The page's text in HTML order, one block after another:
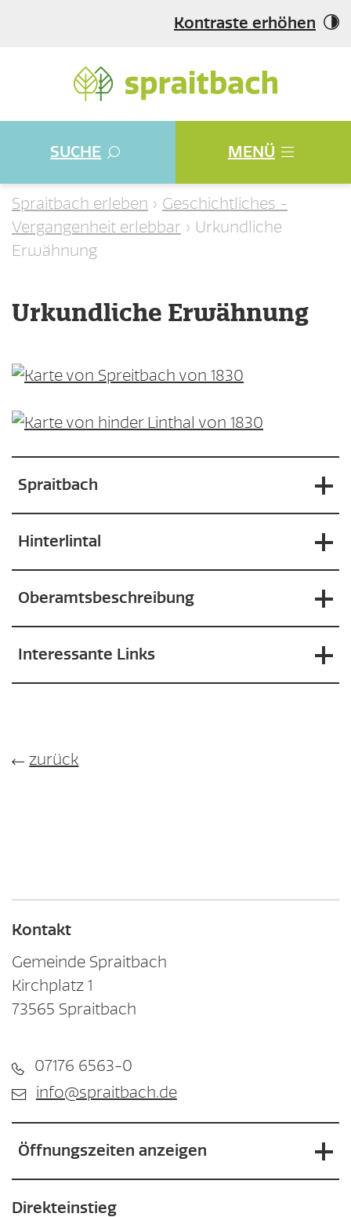
Kontraste erhöhen
SUCHE MENÜ
Spraitbach erleben
Geschichtliches -
Vergangenheit erlebbar
Urkundliche
Erwähnung
Urkundliche Erwähnung
Spraitbach
Hinterlintal
Oberamtsbeschreibung
Interessante Links
zurück
Kontakt
Gemeinde Spraitbach
Kirchplatz 1
73565 Spraitbach
07176 6563-0
info@spraitbach.de
Öffnungszeiten anzeigen
Direkteinstieg